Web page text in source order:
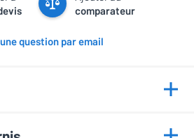
comparateur
question par email